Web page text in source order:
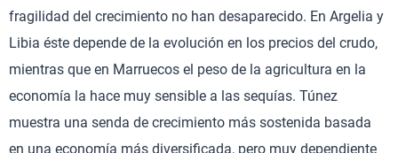
fragilidad del crecimiento no han desaparecido. En Argelia y
Libia éste depende de la evolución en los precios del crudo,
mientras que en Marruecos el peso de la agricultura en la
economía la hace muy sensible a las sequías. Túnez
muestra una senda de crecimiento más sostenida basada
en una economía más diversificada, pero muy dependiente